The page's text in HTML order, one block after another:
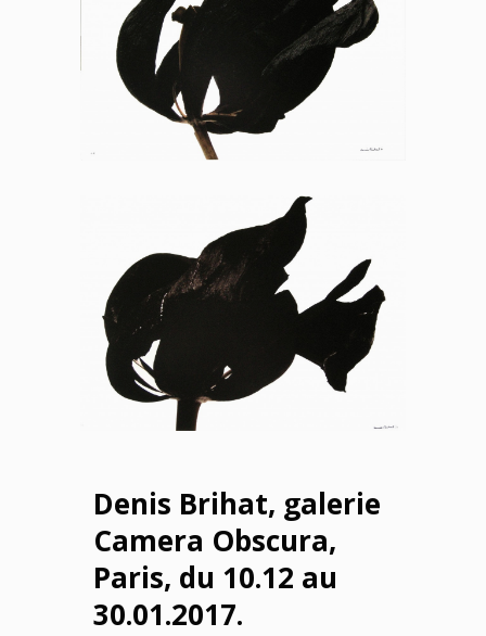
Denis Brihat, galerie
Camera Obscura,
Paris, du 10.12 au
30.01.2017.